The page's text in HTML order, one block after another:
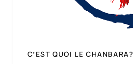
C’EST QUOI LE CHANBARA?